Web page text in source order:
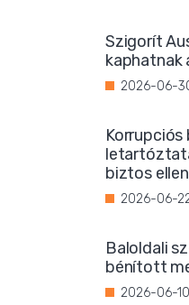
Szigorít
kaphatnak
2026-06-
biztos ellen
2026-06-
Baloldali
bénított
2026-06-